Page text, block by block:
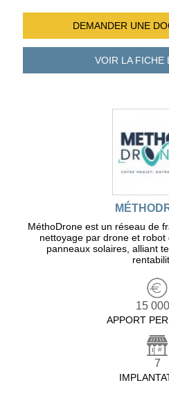
DEMANDER UNE
VOIR LA FICHE
MéthoDrone est un réseau de
nettoyage par drone et
panneaux solaires, alliant
15
APPORT
7